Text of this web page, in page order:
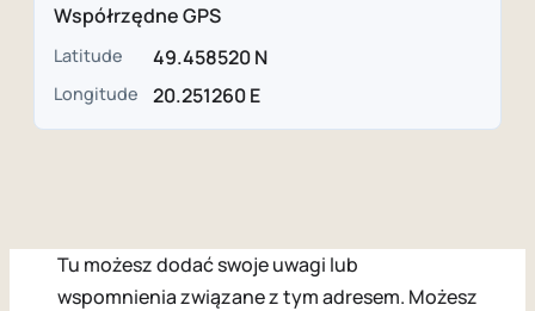
Współrzędne GPS
Latitude 49.458520 N
Longitude 20.251260 E
Tu możesz dodać swoje uwagi lub
wspomnienia związane z tym adresem. Możesz